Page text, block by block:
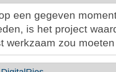
een gegeven
is het project
werkzaam zou